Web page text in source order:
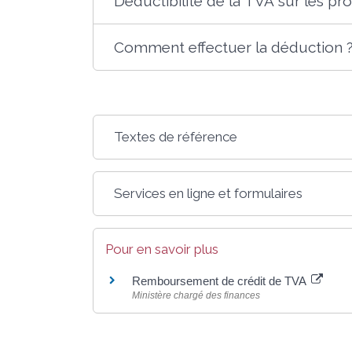
Comment effectuer la déduction ?
Textes de référence
Services en ligne et formulaires
Pour en savoir plus
Remboursement de crédit de TVA
Ministère chargé des finances